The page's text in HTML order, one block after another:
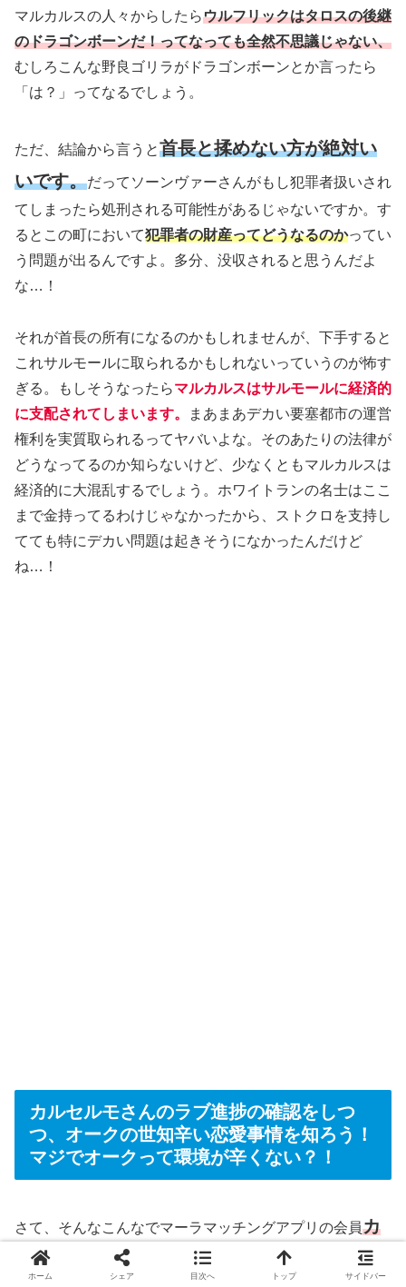
マルカルスの人々からしたらウルフリックはタロスの後継
のドラゴンボーンだ！ってなっても全然不思議じゃない、
むしろこんな野良ゴリラがドラゴンボーンとか言ったら
「は？」ってなるでしょう。
ただ、結論から言うと首長と揉めない方が絶対い
いです。だってソーンヴァーさんがもし犯罪者扱いされ
てしまったら処刑される可能性があるじゃないですか。す
るとこの町において犯罪者の財産ってどうなるのかってい
う問題が出るんですよ。多分、没収されると思うんだよ
な…！
それが首長の所有になるのかもしれませんが、下手すると
これサルモールに取られるかもしれないっていうのが怖す
ぎる。もしそうなったらマルカルスはサルモールに経済的
に支配されてしまいます。
まあまあデカい要塞都市の運営
権利を実質取られるってヤバいよな。そのあたりの法律が
どうなってるのか知らないけど、少なくともマルカルスは
経済的に大混乱するでしょう。ホワイトランの名士はここ
まで金持ってるわけじゃなかったから、ストクロを支持し
てても特にデカい問題は起きそうになかったんだけど
ね…！
カルセルモさんのラブ進捗の確認をしつ
つ、オークの世知辛い恋愛事情を知ろう！
マジでオークって環境が辛くない？！
さて、そんなこんなでマーラマッチングアプリの会員カ
ルセルモさんと再会です！
どうでしょうか、ファリ
ホーム シェア 目次へ トップ サイドバー